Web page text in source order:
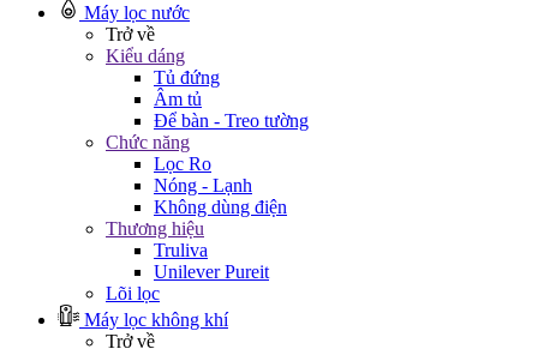
Máy lọc nước
Trở về
Kiểu dáng
Tủ đứng
Âm tủ
Để bàn - Treo tường
Chức năng
Lọc Ro
Nóng - Lạnh
Không dùng điện
Thương hiệu
Truliva
Unilever Pureit
Lõi lọc
Máy lọc không khí
Trở về